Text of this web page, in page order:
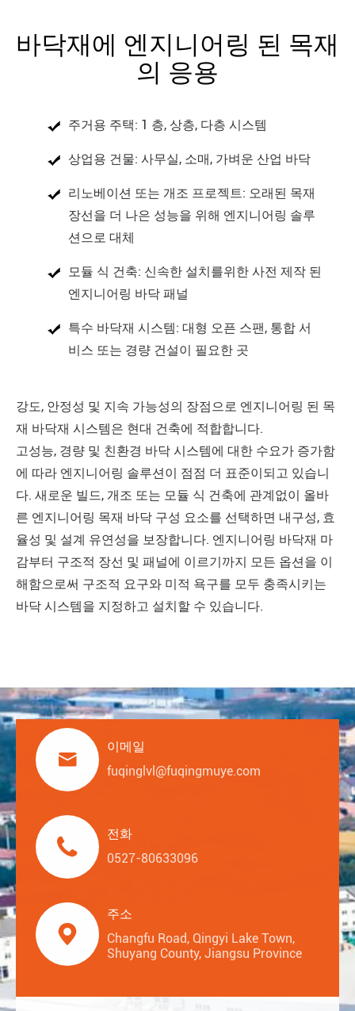
바닥재에 엔지니어링 된 목재
의 응용
주거용 주택: 1 층, 상층, 다층 시스템
상업용 건물: 사무실, 소매, 가벼운 산업 바닥
리노베이션 또는 개조 프로젝트: 오래된 목재
장선을 더 나은 성능을 위해 엔지니어링 솔루
션으로 대체
모듈 식 건축: 신속한 설치를위한 사전 제작 된
엔지니어링 바닥 패널
특수 바닥재 시스템: 대형 오픈 스팬, 통합 서
비스 또는 경량 건설이 필요한 곳
강도, 안정성 및 지속 가능성의 장점으로 엔지니어링 된 목
재 바닥재 시스템은 현대 건축에 적합합니다.
고성능, 경량 및 친환경 바닥 시스템에 대한 수요가 증가함
에 따라 엔지니어링 솔루션이 점점 더 표준이되고 있습니
다. 새로운 빌드, 개조 또는 모듈 식 건축에 관계없이 올바
른 엔지니어링 목재 바닥 구성 요소를 선택하면 내구성, 효
율성 및 설계 유연성을 보장합니다. 엔지니어링 바닥재 마
감부터 구조적 장선 및 패널에 이르기까지 모든 옵션을 이
해함으로써 구조적 요구와 미적 욕구를 모두 충족시키는
바닥 시스템을 지정하고 설치할 수 있습니다.

이메일
fuqinglvl@fuqingmuye.com

전화
0527-80633096

주소
Changfu Road, Qingyi Lake Town,
Shuyang County, Jiangsu Province